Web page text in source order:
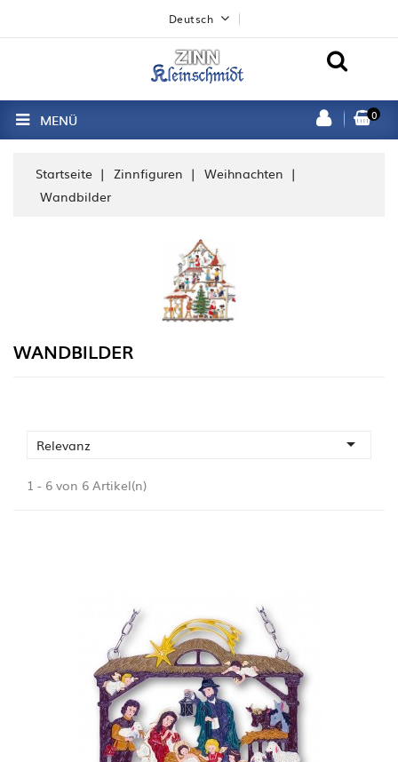
Deutsch
0
MENÜ
Startseite Zinnfiguren
Weihnachten
Wandbilder
WANDBILDER
Relevanz 
1 - 6 von 6 Artikel(n)